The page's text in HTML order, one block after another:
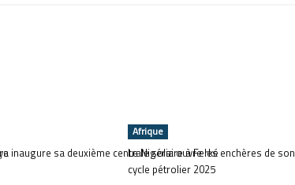
inaugure sa deuxième centrale solaire à Ferké
Afrique
Le Nigéria ouvre les enchères de son
cycle pétrolier 2025